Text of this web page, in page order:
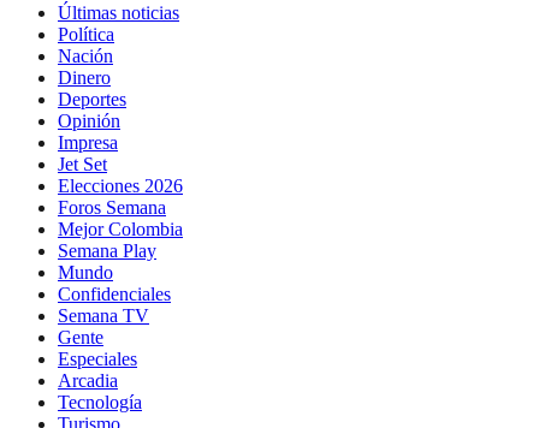
Últimas noticias
Política
Nación
Dinero
Deportes
Opinión
Impresa
Jet Set
Elecciones 2026
Foros Semana
Mejor Colombia
Semana Play
Mundo
Confidenciales
Semana TV
Gente
Especiales
Arcadia
Tecnología
Turismo